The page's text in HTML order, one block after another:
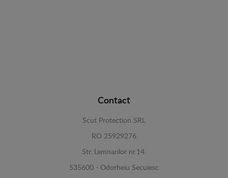
Contact
Scut Protection SRL
RO 25929276
Str. Lemnarilor nr.14.
535600 - Odorheiu Secuiesc